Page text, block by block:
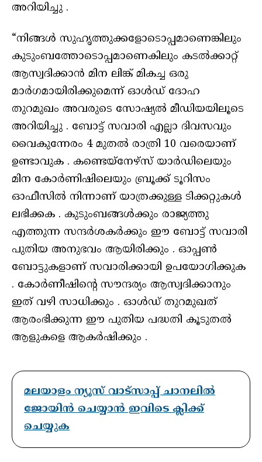
അറിയിച്ചു .
“നിങ്ങൾ സുഹൃത്തുക്കളോടൊപ്പമാണെങ്കിലും
കുടുംബത്തോടൊപ്പമാണെകിലും കടൽക്കാറ്റ്
ആസ്വദിക്കാൻ മിന ലിങ്ക് മികച്ച ഒരു
മാർഗമായിരിക്കുമെന്ന് ഓൾഡ് ദോഹ
തുറമുഖം അവരുടെ സോഷ്യൽ മീഡിയയിലൂടെ
അറിയിച്ചു . ബോട്ട് സവാരി എല്ലാ ദിവസവും
വൈകുന്നേരം 4 മുതൽ രാത്രി 10 വരെയാണ്
ഉണ്ടാവുക . കണ്ടെയ്‌നേഴ്‌സ് യാർഡിലെയും
മിന കോർണിഷിലെയും ബ്രൂക്ക് ടൂറിസം
ഓഫീസിൽ നിന്നാണ് യാത്രക്കുള്ള ടിക്കറ്റുകൾ
ലഭിക്കക . കുടുംബങ്ങൾക്കും രാജ്യത്തു
എത്തുന്ന സന്ദർശകർക്കും ഈ ബോട്ട് സവാരി
പുതിയ അനുഭവം ആയിരിക്കും . ഓപ്പൺ
ബോട്ടുകളാണ് സവാരിക്കായി ഉപയോഗിക്കുക
. കോർണീഷിന്റെ സൗന്ദര്യം ആസ്വദിക്കാനും
ഇത് വഴി സാധിക്കും . ഓൾഡ് തുറമുഖത്
ആരംഭിക്കുന്ന ഈ പുതിയ പദ്ധതി കൂടുതൽ
ആളുകളെ ആകർഷിക്കും .
മലയാളം ന്യൂസ് വാട്സാപ്പ് ചാനലിൽ
ജോയിൻ ചെയ്യാൻ ഇവിടെ ക്ലിക്ക്
ചെയ്യുക